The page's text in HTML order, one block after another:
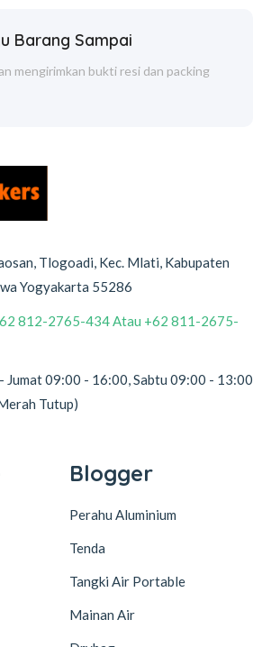
Barang Sampai
mengirimkan bukti resi dan packing
Tlogoadi, Kec. Mlati, Kabupaten
Yogyakarta 55286
812-2765-434 Atau +62 811-2675-
Jumat 09:00 - 16:00, Sabtu 09:00 - 13:00
Tutup)
Blogger
Perahu Aluminium
Tenda
Tangki Air Portable
Mainan Air